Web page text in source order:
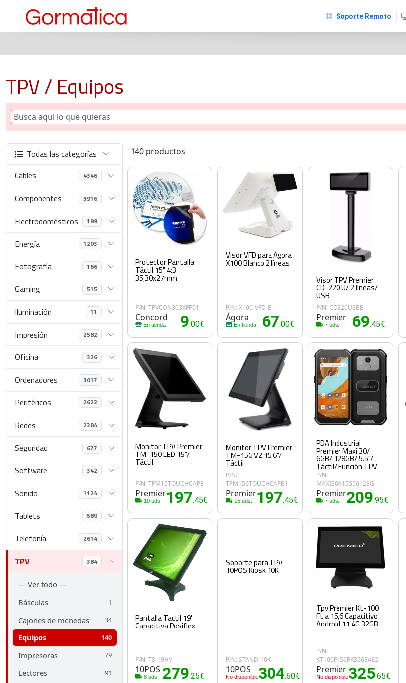
Soporte Remoto
TPV / Equipos
Todas las categorías
Cables
4346
Componentes 3916
Electrodomésticos 199
Energía 1203
Fotografía 166
Gaming 515
Iluminación 11
Impresión 2582
Oficina 326
Ordenadores 3017
Periféricos 2622
Redes 2384
Seguridad 677
Software 342
Sonido 1124
Tablets 580
Telefonía 2614
TPV 384
— Ver todo —
Básculas
1
Cajones de monedas 34
Equipos 140
Impresoras 79
Lectores 91
140 productos
Protector Pantalla
Táctil 15" 4:3
35,30x27mm
P/N: TPVCON303XFP01
Concord
En tienda 9.00€
Visor VFD para Ágora
X100 Blanco 2 líneas
P/N: X100-VFD-B
Ágora
En tienda 67.00€
Visor TPV Premier
CD-220 U/ 2 líneas/
USB
P/N: CD220USBB
Premier
7 uds. 69.45€
Monitor TPV Premier
TM-150 LED 15"/
Táctil
P/N: TPM15TOUCHCAPB
Premier
10 uds. 197.45€
Monitor TPV Premier
TM-156 V2 15.6"/
Táctil
P/N:
TPM156TOUCHCAPB1
Premier
15 uds. 197.45€
PDA Industrial
Premier Maxi 30/
6GB/ 128GB/ 5.5"/
Táctil/ Función TPV
P/N:
MAXI30A15556128G
Premier
7 uds. 209.95€
Pantalla Tactil 19'
Capacitiva Posiflex
P/N: TS-19HV
10POS
8 uds. 279.25€
Soporte para TPV
10POS Kiosk 10K
P/N: STAND-10K
10POS
No disponible304.60€
Tpv Premier Kt-100
Ft a 15,6 Capacitivo
Android 11 4G 32GB
P/N:
KT100F156RK3568432
Premier
No disponible325.65€